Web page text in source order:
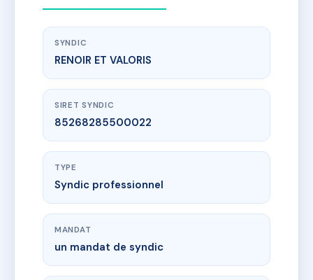
SYNDIC
RENOIR ET VALORIS
SIRET SYNDIC
85268285500022
TYPE
Syndic professionnel
MANDAT
un mandat de syndic